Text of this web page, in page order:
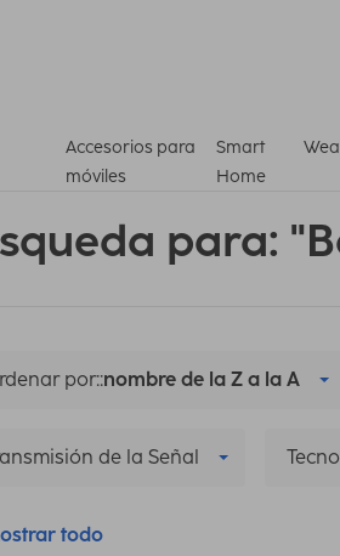
Accesorios para
móviles
Smart
Home
para:
por::nombre de la Z a la A
de la Señal
todo